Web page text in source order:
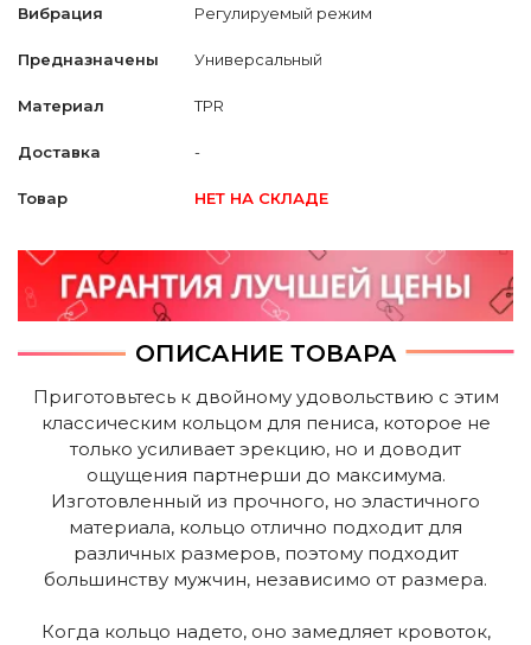
Вибрация Регулируемый режим
Предназначены Универсальный
Материал TPR
Доставка -
Товар НЕТ НА СКЛАДЕ
ОПИСАНИЕ ТОВАРА
Приготовьтесь к двойному удовольствию с этим
классическим кольцом для пениса, которое не
только усиливает эрекцию, но и доводит
ощущения партнерши до максимума.
Изготовленный из прочного, но эластичного
материала, кольцо отлично подходит для
различных размеров, поэтому подходит
большинству мужчин, независимо от размера.
Когда кольцо надето, оно замедляет кровоток,